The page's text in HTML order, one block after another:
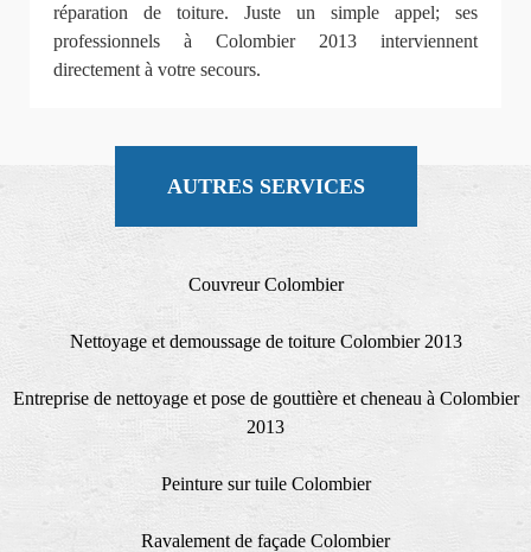
réparation de toiture. Juste un simple appel; ses
professionnels à Colombier 2013 interviennent
directement à votre secours.
AUTRES SERVICES
Couvreur Colombier
Nettoyage et demoussage de toiture Colombier 2013
Entreprise de nettoyage et pose de gouttière et cheneau à Colombier
2013
Peinture sur tuile Colombier
Ravalement de façade Colombier